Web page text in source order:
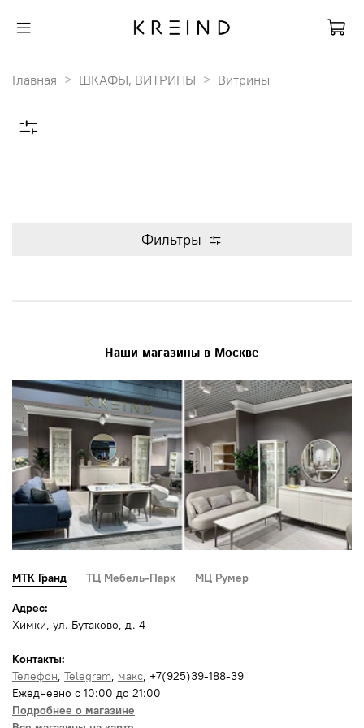
Главная ШКАФЫ, ВИТРИНЫ Витрины
Фильтры
Наши магазины в Москве
МТК Гранд ТЦ Мебель-Парк МЦ Румер
Адрес:
Химки, ул. Бутаково, д. 4
Контакты:
Телефон, Telegram, макс, +7(925)39-188-39
Ежедневно с 10:00 до 21:00
Подробнее о магазине